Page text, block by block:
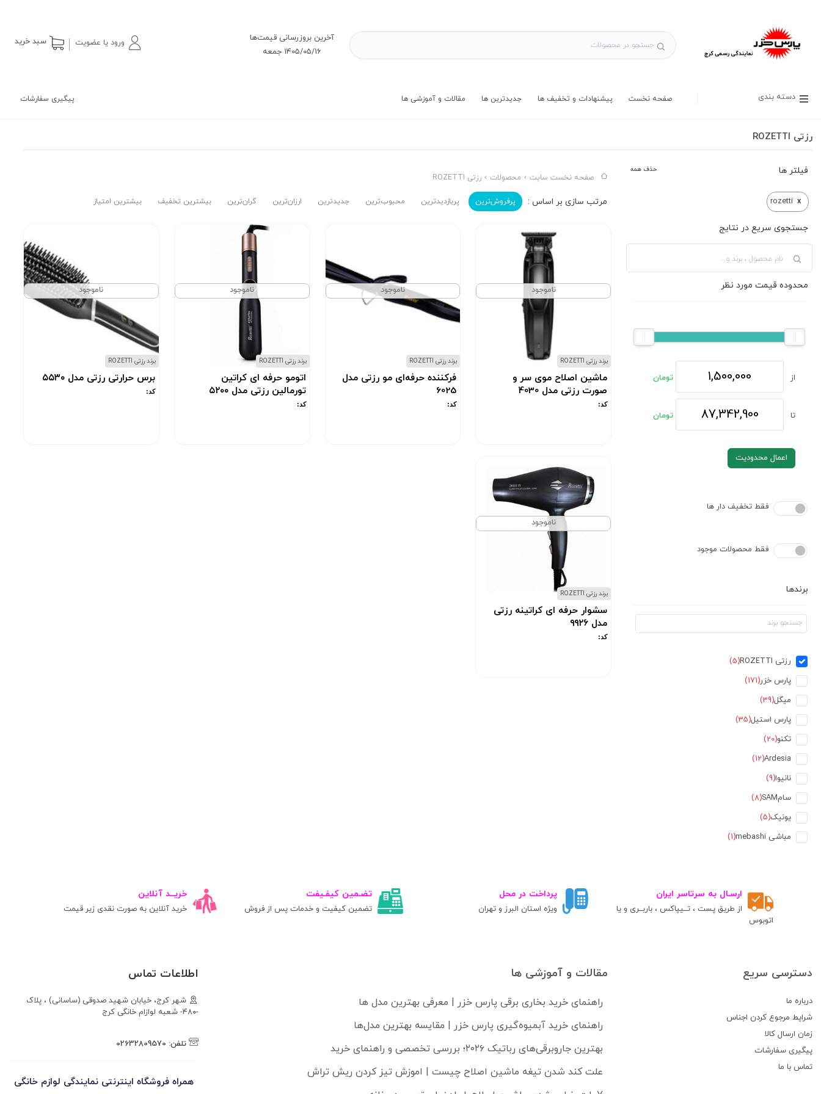
آخرین بروز‌رسانی قیمت‌ها
1405/05/16 جمعه
ورود یا عضویت سبد خرید
دسته بندی صفحه نخست پیشنهادات و تخفیف ها جدیدترین ها مقالات و آموزشی ها پیگیری سفارشات
رزتی ROZETTI
فیلتر ها حذف همه
x
rozetti
جستجوی سریع در نتایج
محدوده قیمت مورد نظر
از تومان
تا تومان
اعمال محدودیت
فقط تخفیف دار ها
فقط محصولات موجود
برندها
رزتی ROZETTI
(5)
پارس خزر(171)
میگل(39)
پارس استیل(35)
تکنو(20)
Ardesia
(12)
نانیوا(9)
سامSAM
(8)
یونیک(5)
مباشی mebashi
(1)
صفحه نخست سایت محصولات رزتی ROZETTI
پرفروش‌ترین‌ پربازدیدترین محبوب‌ترین جدیدترین ارزان‌ترین گران‌ترین بیشترین تخفیف بیشترین امتیاز
ناموجود
برند رزتی ROZETTI
ماشین اصلاح موی سر و
صورت رزتی مدل 4030
کد:
ناموجود
برند رزتی ROZETTI
فرکننده حرفه‌ای مو رزتی مدل
6025
کد:
ناموجود
برند رزتی ROZETTI
اتومو حرفه ای کراتین
تورمالین رزتی مدل ۵۲۰۰
کد:
ناموجود
برند رزتی ROZETTI
برس حرارتی رزتی مدل ۵۵۳۰
کد:
ناموجود
برند رزتی ROZETTI
سشوار حرفه ای کراتینه رزتی
مدل ۹۹۲۶
کد:
ارسـال به سرتاسر ایران
از طریق پست ، تــیپاکس ، باربــری و یا
اتوبوس
پرداخت در محل
ویژه استان البرز و تهران
تضـمین کیفـیفت
تضمین کیفیت و خدمات پس از فروش
خریــد آنلاین
خرید آنلاین به صورت نقدی زیر قیمت
دسترسی سریع
درباره ما
شرایط مرجوع کردن اجناس
زمان ارسال کالا
پیگیری سفارشات
تماس با ما
مقالات و آموزشی ها
راهنمای خرید بخاری برقی پارس خزر | معرفی بهترین مدل ها
راهنمای خرید آبمیوه‌گیری پارس خزر | مقایسه بهترین مدل‌ها
بهترین جاروبرقی‌های رباتیک ۲۰۲۶؛ بررسی تخصصی و راهنمای خرید
علت کند شدن تیغه ماشین اصلاح چیست | اموزش تیز کردن ریش تراش
اطلاعات تماس
شهر کرج، خیابان شهید صدوقی (ساسانی) ، پلاک
-۴۸۰- شعبه لوازام خانگی کرج
تلفن: 02632809570
همراه فروشگاه اینترنتی نمایندگی لوازم خانگی